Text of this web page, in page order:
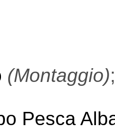
(Montaggio)
Pesca